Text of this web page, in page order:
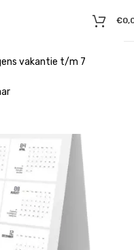
vakantie t/m 7
€